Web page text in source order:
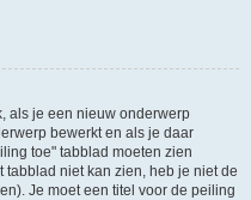
als je een nieuw onderwerp
bewerkt en als je daar
toe" tabblad moeten zien
niet kan zien, heb je niet de
Je moet een titel voor de peiling